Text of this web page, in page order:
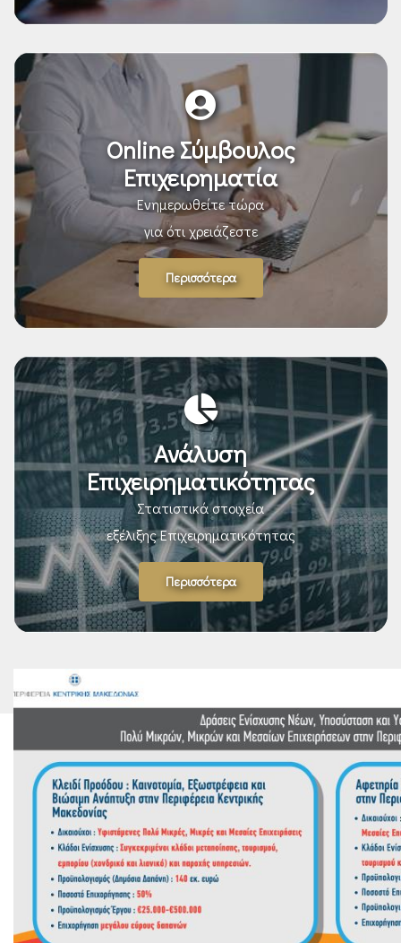
Online Σύμβουλος
Επιχειρηματία
Ενημερωθείτε τώρα
για ότι χρειάζεστε
Περισσότερα
Ανάλυση
Επιχειρηματικότητας
Στατιστικά στοιχεία
εξέλιξης Επιχειρηματικότητας
Περισσότερα